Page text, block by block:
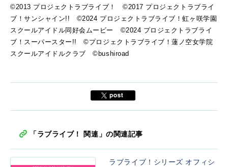
©2013 プロジェクトラブライブ！ ©2017 プロジェクトラブライ
ブ！サンシャイン!! ©2024 プロジェクトラブライブ！虹ヶ咲学園
スクールアイドル同好会ムービー ©2024 プロジェクトラブライ
ブ！スーパースター!! ©プロジェクトラブライブ！蓮ノ空女学院
スクールアイドルクラブ ©bushiroad
「ラブライブ！ 関連」の関連記事
ラブライブ！シリーズ オフィシ